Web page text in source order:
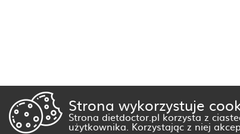
Strona wykorzystuje
Strona dietdoctor.pl korzysta z
użytkownika. Korzystając z niej